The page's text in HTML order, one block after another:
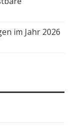
im Jahr 2026